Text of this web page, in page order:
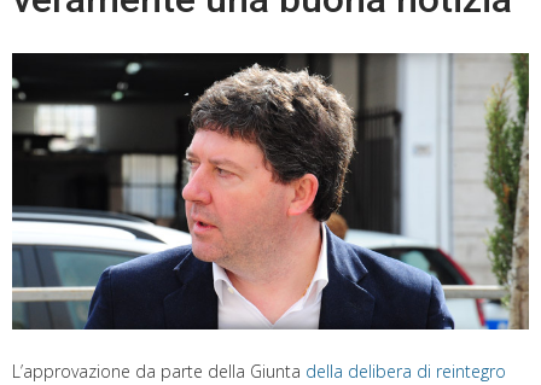
L’approvazione da parte della Giunta della delibera di reintegro